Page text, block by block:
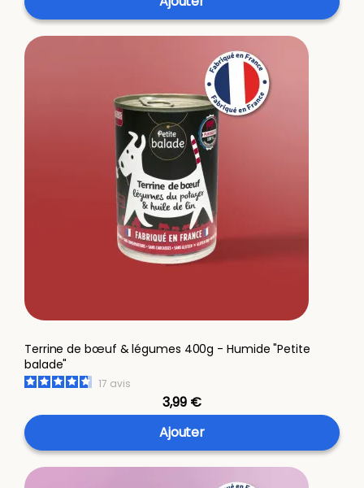
Terrine de bœuf & légumes 400g - Humide "Petite
balade"
17 avis
3,99 €
Ajouter